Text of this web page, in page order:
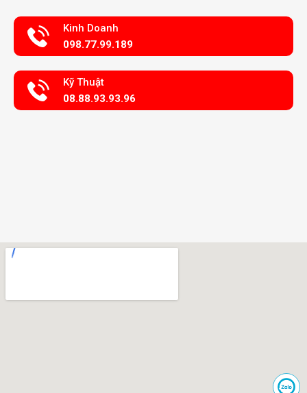
Kinh Doanh
098.77.99.189
Kỹ Thuật
08.88.93.93.96